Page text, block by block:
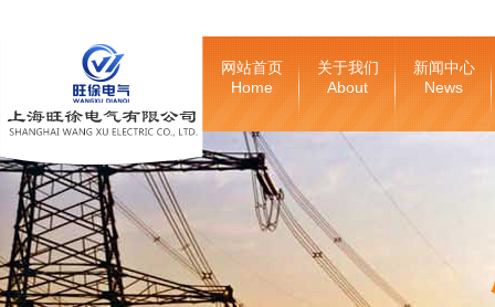
网站首页
Home
关于我们
About
新闻中心
News